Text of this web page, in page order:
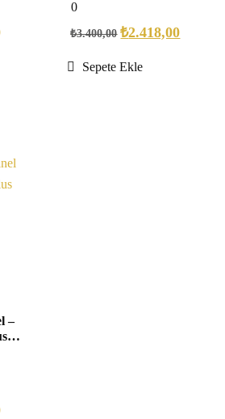
out
5
0
₺3.400,00 ₺2.418,00
Sepete Ekle
–